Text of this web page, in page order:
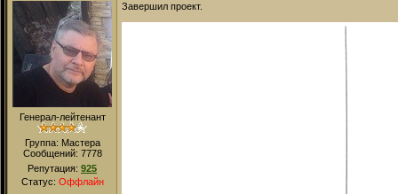
Генерал-лейтенант
Группа: Мастера
Сообщений: 7778
Репутация: 925
Статус: Оффлайн
Завершил проект.